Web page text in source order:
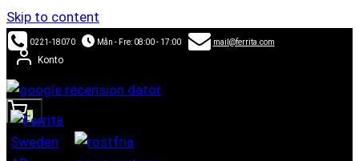
Skip to content
0221-18070 Mån - Fre: 08:00 - 17:00 mail@ferrita.com
Konto
0